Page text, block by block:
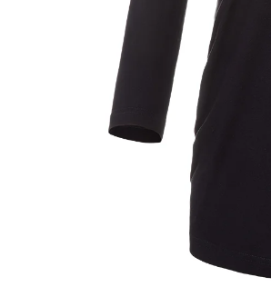
129 Kč